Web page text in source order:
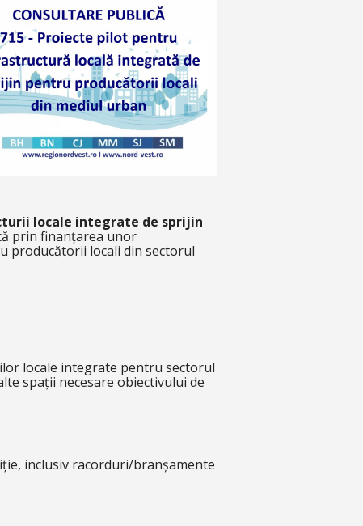
locale integrate de sprijin
prin finanțarea unor
producătorii locali din sectorul
locale integrate pentru sectorul
spații necesare obiectivului de
inclusiv racorduri/branșamente